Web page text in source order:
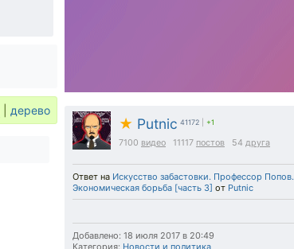
★ Putnic 41172 +1
7100 видео 11117 постов 54 друга
Ответ на Искусство забастовки. Профессор Попов.
Экономическая борьба [часть 3] от Putnic
Добавлено: 18 июля 2017 в 20:49
Категория: Новости и политика
дерево